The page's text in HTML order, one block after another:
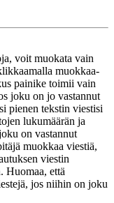
voit muokata vain
muokkaa-
painike toimii vain
joku on jo vastannut
pienen tekstin viestisi
lukumäärän ja
on vastannut
muokkaa viestiä,
viestin
Huomaa, että
jos niihin on joku